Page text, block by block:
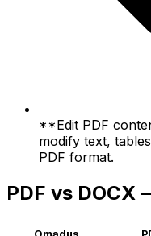
**Edit PDF
modify text,
PDF format.
PDF vs